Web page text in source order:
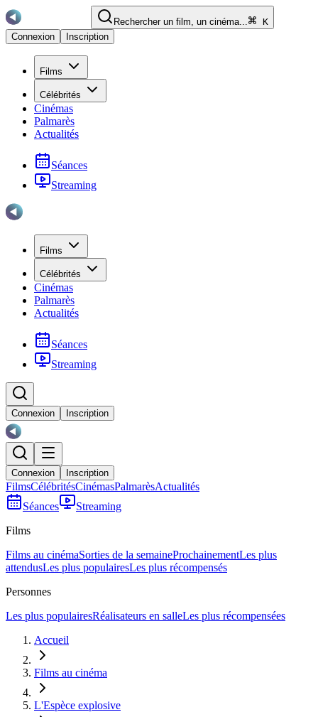
Rechercher un film, un cinéma...
K
Connexion
Inscription
Films
Célébrités
Cinémas
Palmarès
Actualités
Séances
Streaming
Films
Célébrités
Cinémas
Palmarès
Actualités
Séances
Streaming
Connexion Inscription
Connexion Inscription
FilmsCélébritésCinémasPalmarèsActualités
Séances
Streaming
Films
Films au cinémaSorties de la semaineProchainementLes plus
attendusLes plus populairesLes plus récompensés
Personnes
Les plus populairesRéalisateurs en salleLes plus récompensées
Accueil
Films au cinéma
L'Espèce explosive